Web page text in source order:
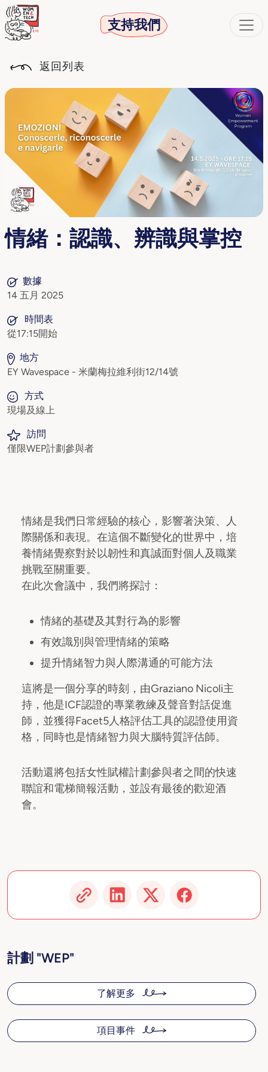
支持我們
返回列表
情緒：認識、辨識與掌控
數據
14 五月 2025
時間表
從17:15開始
地方
EY Wavespace - 米蘭梅拉維利街12/14號
方式
現場及線上
訪問
僅限WEP計劃參與者
情緒是我們日常經驗的核心，影響著決策、人
際關係和表現。在這個不斷變化的世界中，培
養情緒覺察對於以韌性和真誠面對個人及職業
挑戰至關重要。
在此次會議中，我們將探討：
情緒的基礎及其對行為的影響
有效識別與管理情緒的策略
提升情緒智力與人際溝通的可能方法
這將是一個分享的時刻，由Graziano Nicoli主
持，他是ICF認證的專業教練及聲音對話促進
師，並獲得Facet5人格評估工具的認證使用資
格，同時也是情緒智力與大腦特質評估師。
活動還將包括女性賦權計劃參與者之間的快速
聯誼和電梯簡報活動，並設有最後的歡迎酒
會。
計劃 "WEP"
了解更多
項目事件